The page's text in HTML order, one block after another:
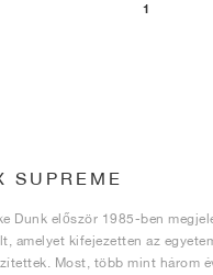
1
SUPREME
Dunk először 1985-ben
amelyet kifejezetten az
Most, több mint három